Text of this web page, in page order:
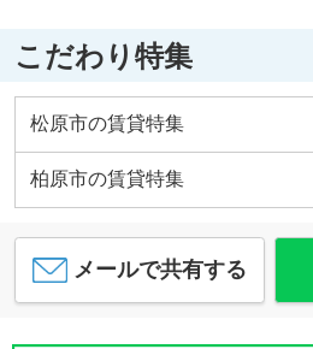
こだわり特集
松原市の賃貸特集
柏原市の賃貸特集
メールで共有する